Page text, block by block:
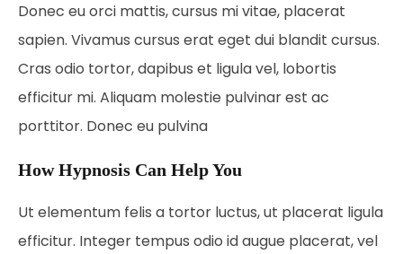
Donec eu orci mattis, cursus mi vitae, placerat
sapien. Vivamus cursus erat eget dui blandit cursus.
Cras odio tortor, dapibus et ligula vel, lobortis
efficitur mi. Aliquam molestie pulvinar est ac
porttitor. Donec eu pulvina
How Hypnosis Can Help You
Ut elementum felis a tortor luctus, ut placerat ligula
efficitur. Integer tempus odio id augue placerat, vel